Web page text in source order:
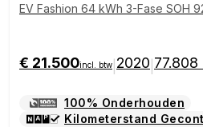
EV Fashion 64 kWh 3-Fase SOH
€ 21.500incl. btw 2020 77.808
100% Onderhouden
Kilometerstand